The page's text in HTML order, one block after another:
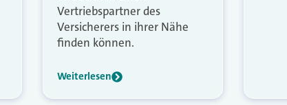
Vertriebspartner des
Versicherers in ihrer Nähe
finden können.
Weiterlesen